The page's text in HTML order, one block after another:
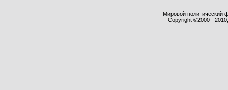
Мировой политический
Copyright ©2000 -